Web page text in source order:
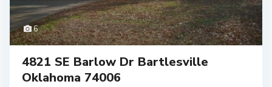
6
4821 SE Barlow Dr Bartlesville
Oklahoma 74006